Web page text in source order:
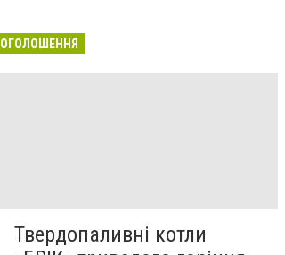
ОГОЛОШЕННЯ
Твердопаливні котли